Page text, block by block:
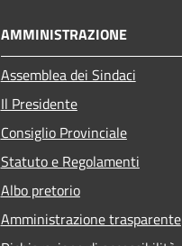
AMMINISTRAZIONE
Assemblea dei Sindaci
Il Presidente
Consiglio Provinciale
Statuto e Regolamenti
Albo pretorio
Amministrazione trasparente